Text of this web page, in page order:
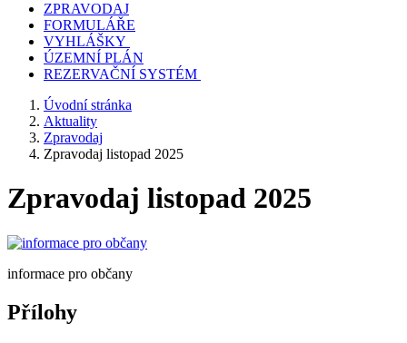
ZPRAVODAJ
FORMULÁŘE
VYHLÁŠKY
ÚZEMNÍ PLÁN
REZERVAČNÍ SYSTÉM
Úvodní stránka
Aktuality
Zpravodaj
Zpravodaj listopad 2025
Zpravodaj listopad 2025
informace pro občany
Přílohy